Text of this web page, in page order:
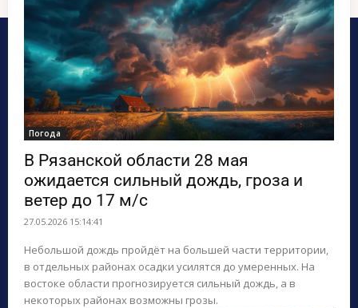
Погода
В Рязанской области 28 мая
ожидается сильный дождь, гроза и
ветер до 17 м/с
27.05.2026 15:14:41
Небольшой дождь пройдёт на большей части территории,
в отдельных районах осадки усилятся до умеренных. На
востоке области прогнозируется сильный дождь, а в
некоторых районах возможны грозы.